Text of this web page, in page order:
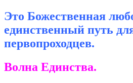
Это Божественная
единственный путь
первопроходцев.
Волна Единства.